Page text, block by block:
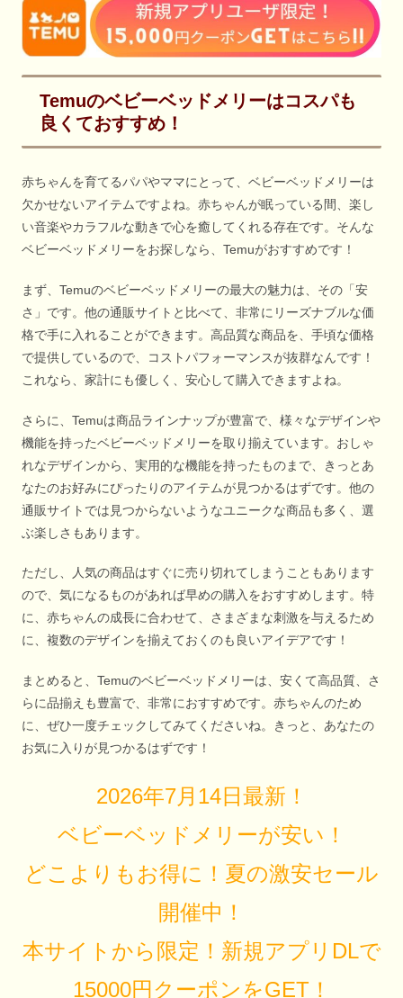
Temuのベビーベッドメリーはコスパも
良くておすすめ！
赤ちゃんを育てるパパやママにとって、ベビーベッドメリーは
欠かせないアイテムですよね。赤ちゃんが眠っている間、楽し
い音楽やカラフルな動きで心を癒してくれる存在です。そんな
ベビーベッドメリーをお探しなら、Temuがおすすめです！
まず、Temuのベビーベッドメリーの最大の魅力は、その「安
さ」です。他の通販サイトと比べて、非常にリーズナブルな価
格で手に入れることができます。高品質な商品を、手頃な価格
で提供しているので、コストパフォーマンスが抜群なんです！
これなら、家計にも優しく、安心して購入できますよね。
さらに、Temuは商品ラインナップが豊富で、様々なデザインや
機能を持ったベビーベッドメリーを取り揃えています。おしゃ
れなデザインから、実用的な機能を持ったものまで、きっとあ
なたのお好みにぴったりのアイテムが見つかるはずです。他の
通販サイトでは見つからないようなユニークな商品も多く、選
ぶ楽しさもあります。
ただし、人気の商品はすぐに売り切れてしまうこともあります
ので、気になるものがあれば早めの購入をおすすめします。特
に、赤ちゃんの成長に合わせて、さまざまな刺激を与えるため
に、複数のデザインを揃えておくのも良いアイデアです！
まとめると、Temuのベビーベッドメリーは、安くて高品質、さ
らに品揃えも豊富で、非常におすすめです。赤ちゃんのため
に、ぜひ一度チェックしてみてくださいね。きっと、あなたの
お気に入りが見つかるはずです！
2026年7月14日最新！
ベビーベッドメリーが安い！
どこよりもお得に！夏の激安セール
開催中！
本サイトから限定！新規アプリDLで
15000円クーポンをGET！